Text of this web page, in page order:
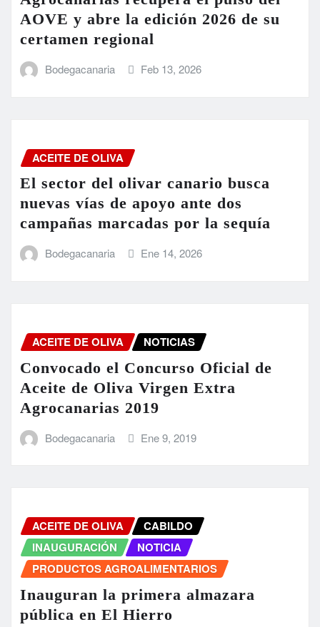
AOVE y abre la edición 2026 de su
certamen regional
Bodegacanaria Feb 13, 2026
ACEITE DE OLIVA
El sector del olivar canario busca
nuevas vías de apoyo ante dos
campañas marcadas por la sequía
Bodegacanaria Ene 14, 2026
ACEITE DE OLIVA NOTICIAS
Convocado el Concurso Oficial de
Aceite de Oliva Virgen Extra
Agrocanarias 2019
Bodegacanaria Ene 9, 2019
ACEITE DE OLIVA
CABILDO
INAUGURACIÓN
NOTICIA
PRODUCTOS AGROALIMENTARIOS
Inauguran la primera almazara
pública en El Hierro